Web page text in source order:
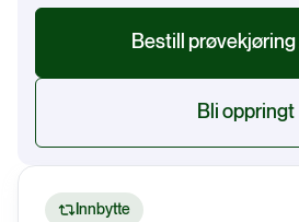
Bestill
Bli oppringt
Innbytte